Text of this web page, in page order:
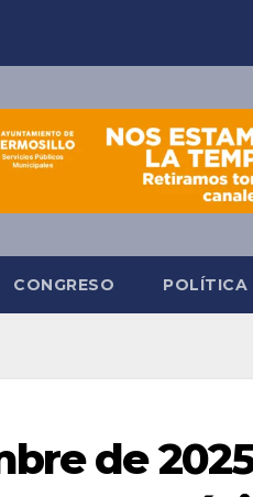
CONGRESO POLÍTICA
de